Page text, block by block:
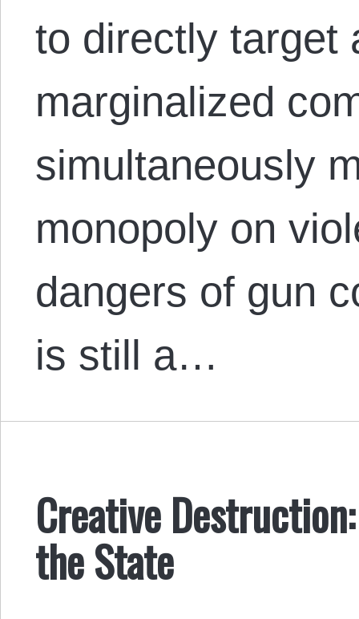
to directly target
marginalized
simultaneously
monopoly on
dangers of gun
is still a…
Creative
the State